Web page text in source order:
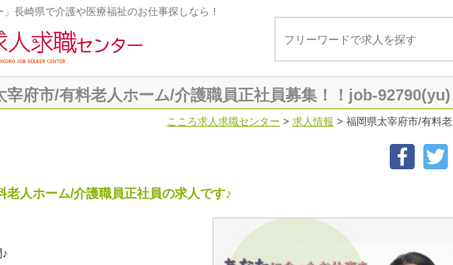
」長崎県で介護や医療福祉のお仕事探しなら！
宰府市/有料老人ホーム/介護職員正社員募集！！job-92790(yu)
こころ求人求職センター > 求人情報 > 福岡県太宰府市/有料
老人ホーム/介護職員正社員の求人です♪